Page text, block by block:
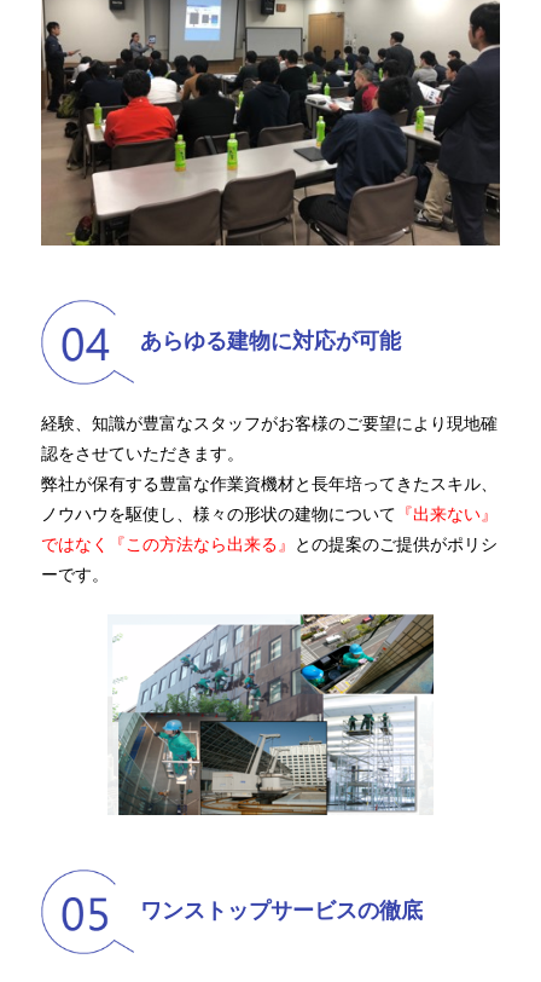
あらゆる建物に対応が可能
経験、知識が豊富なスタッフがお客様のご要望により現地確
認をさせていただきます。
弊社が保有する豊富な作業資機材と長年培ってきたスキル、
ノウハウを駆使し、様々の形状の建物について 『出来ない』
ではなく『この方法なら出来る』 との提案のご提供がポリシ
ーです。
ワンストップサービスの徹底